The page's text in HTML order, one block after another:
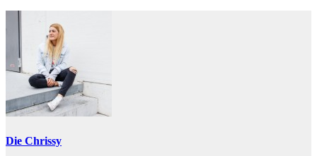
Die Chrissy